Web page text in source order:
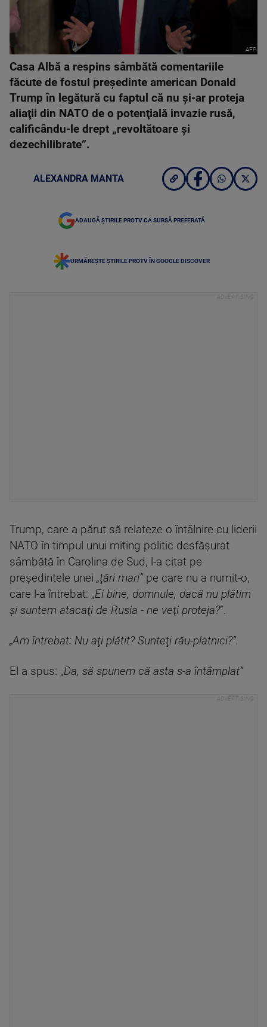
AFP
Casa Albă a respins sâmbătă comentariile
făcute de fostul preşedinte american Donald
Trump în legătură cu faptul că nu şi-ar proteja
aliaţii din NATO de o potenţială invazie rusă,
calificându-le drept „revoltătoare şi
dezechilibrate”.
ALEXANDRA MANTA
ADAUGĂ ȘTIRILE PROTV CA SURSĂ PREFERATĂ
URMĂREȘTE ȘTIRILE PROTV ÎN GOOGLE DISCOVER
Trump, care a părut să relateze o întâlnire cu liderii
NATO în timpul unui miting politic desfăşurat
sâmbătă în Carolina de Sud, l-a citat pe
preşedintele unei „ţări mari” pe care nu a numit-o,
care l-a întrebat: „Ei bine, domnule, dacă nu plătim
şi suntem atacaţi de Rusia - ne veţi proteja?”.
„Am întrebat: Nu aţi plătit? Sunteţi rău-platnici?”.
El a spus: „Da, să spunem că asta s-a întâmplat”